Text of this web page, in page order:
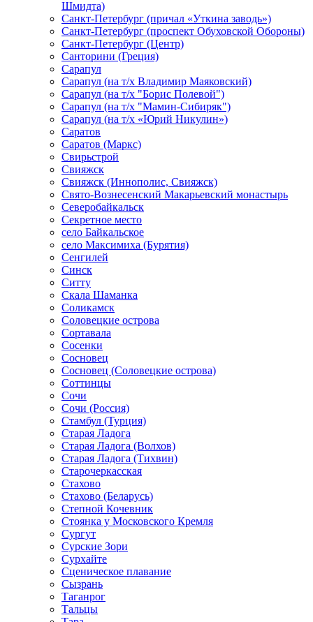
Шмидта)
Санкт-Петербург (причал «Уткина заводь»)
Санкт-Петербург (проспект Обуховской Обороны)
Санкт-Петербург (Центр)
Санторини (Греция)
Сарапул
Сарапул (на т/х Владимир Маяковский)
Сарапул (на т/х "Борис Полевой")
Сарапул (на т/х "Мамин-Сибиряк")
Сарапул (на т/х «Юрий Никулин»)
Саратов
Саратов (Маркс)
Свирьстрой
Свияжск
Свияжск (Иннополис, Свияжск)
Свято-Вознесенский Макарьевский монастырь
Северобайкальск
Секретное место
село Байкальское
село Максимиха (Бурятия)
Сенгилей
Синск
Ситту
Скала Шаманка
Соликамск
Соловецкие острова
Сортавала
Сосенки
Сосновец
Сосновец (Соловецкие острова)
Соттинцы
Сочи
Сочи (Россия)
Стамбул (Турция)
Старая Ладога
Старая Ладога (Волхов)
Старая Ладога (Тихвин)
Старочеркасская
Стахово
Стахово (Беларусь)
Степной Кочевник
Стоянка у Московского Кремля
Сургут
Сурские Зори
Сурхайте
Сценическое плавание
Сызрань
Таганрог
Тальцы